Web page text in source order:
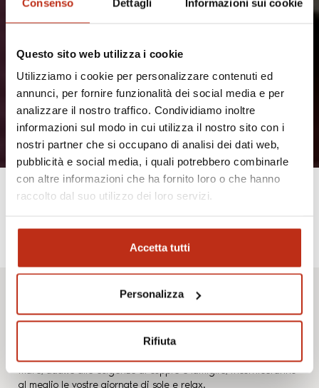
Consenso Dettagli Informazioni sui cookie
Questo sito web utilizza i cookie
Utilizziamo i cookie per personalizzare contenuti ed
annunci, per fornire funzionalità dei social media e per
analizzare il nostro traffico. Condividiamo inoltre
informazioni sul modo in cui utilizza il nostro sito con i
nostri partner che si occupano di analisi dei dati web,
pubblicità e social media, i quali potrebbero combinarle
con altre informazioni che ha fornito loro o che hanno
raccolto dal suo utilizzo dei loro servizi.
Accetta tutti
Personalizza
Rifiuta
Camere
fronte mare
mare, adatte alle esigenze di coppie e famiglie, incorniceranno
al meglio le vostre giornate di sole e relax.